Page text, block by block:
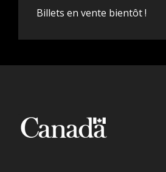
Billets en vente bientôt !